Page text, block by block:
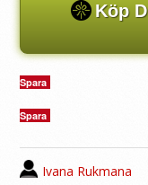
Köp
Spara
Spara
Ivana Rukmana